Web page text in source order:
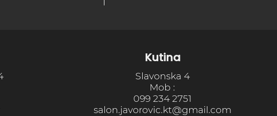
Kutina
Slavonska 4
Mob :
099 234 2751
salon.javorovic.kt@gmail.com